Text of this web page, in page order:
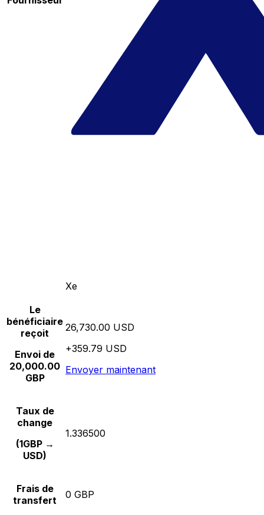
Xe
Le
bénéficiaire
reçoit
Envoi de
20,000.00
GBP
26,730.00 USD
+359.79 USD
Envoyer maintenant
Taux de
change
(1GBP →
USD)
1.336500
Frais de
transfert
0 GBP